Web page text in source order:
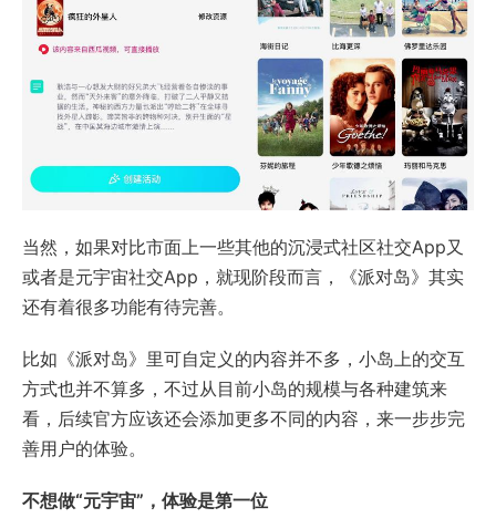
当然，如果对比市面上一些其他的沉浸式社区社交App又
或者是元宇宙社交App，就现阶段而言，《派对岛》其实
还有着很多功能有待完善。
比如《派对岛》里可自定义的内容并不多，小岛上的交互
方式也并不算多，不过从目前小岛的规模与各种建筑来
看，后续官方应该还会添加更多不同的内容，来一步步完
善用户的体验。
不想做“元宇宙”，体验是第一位